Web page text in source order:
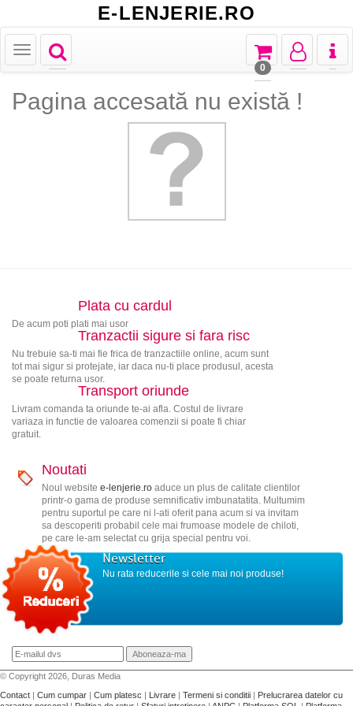
E-LENJERIE.RO
Toggle
navigation
Toggle
Toggle
navigation
Toggle
navigation
Toggle
navigation
0
Pagina accesată nu există !
Plata cu cardul
De acum poti plati mai usor
Tranzactii sigure si fara risc
Nu trebuie sa-ti mai fie frica de tranzactiile online, acum sunt
tot mai sigur si protejate, iar daca nu-ti place produsul, acesta
se poate returna usor.
Transport oriunde
Livram comanda ta oriunde te-ai afla. Costul de livrare
variaza in functie de valoarea comenzii si poate fi chiar
gratuit.
Noutati
Noul website e-lenjerie.roaduce un plus de calitate clientilor
printr-o gama de produse semnificativ imbunatatita. Multumim
pentru suportul pe care ni l-ati oferit pana acum si va invitam
sa descoperiti probabil cele mai frumoase modele de chiloti,
pe care le-am selectat cu grija special pentru voi.
Newsletter
Nu rata reducerile si cele mai noi produse!
© Copyright 2026, Duras Media
Contact | Cum cumpar | Cum platesc | Livrare | Termeni si conditii | Prelucrarea datelor cu